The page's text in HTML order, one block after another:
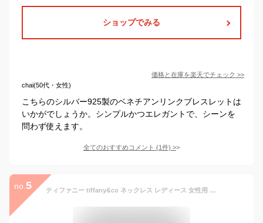
ショップでみる
価格と在庫を楽天でチェック >>
chai(50代・女性)
こちらのシルバー925製のベネチアンリンクブレスレットは
いかがでしょうか。シンプルかつエレガントで、シーンを
問わず使えます。
全てのおすすめコメント (1件) >
no. 5 ティファニー tiffany&co ネックレス レディース 女性用 ペンダント アクセサリー リターン ダブル トゥー ハート リターントゥハート ダブルハート シルバー 22309307 正規品 ブランド 新品 2025年 ギフト 誕生日プレゼント 通販 プレゼント 母の日